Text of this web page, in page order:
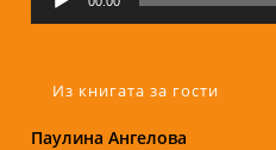
Из книгата за гости
Паулина Ангелова
Надежда Б.